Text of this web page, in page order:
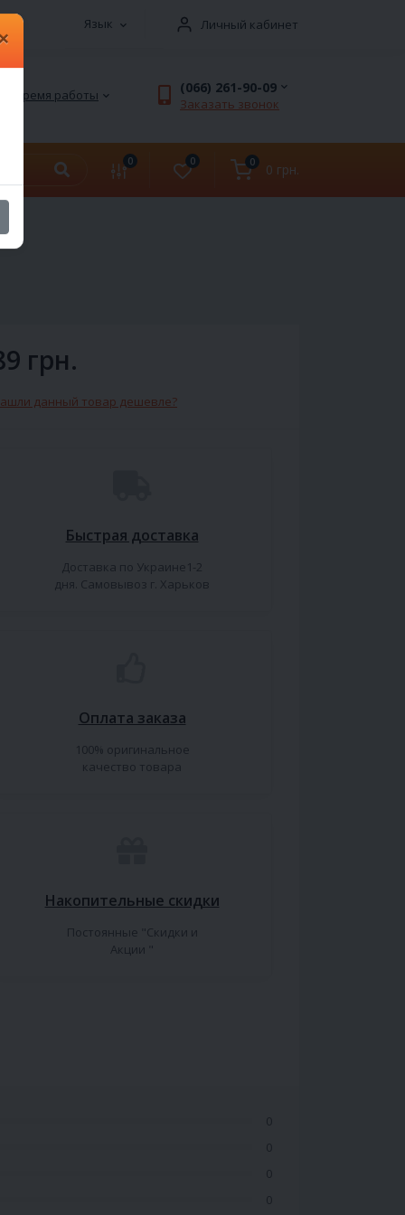
Язык Личный кабинет
Время работы (066) 261-90-09
Заказать звонок
0 0 0 0 грн.
грн.
данный товар дешевле?
Быстрая доставка
Доставка по Украине1-2
дня. Самовывоз г. Харьков
Оплата заказа
100% оригинальное
качество товара
Накопительные скидки
Постоянные "Скидки и
Акции "
0
0
0
0